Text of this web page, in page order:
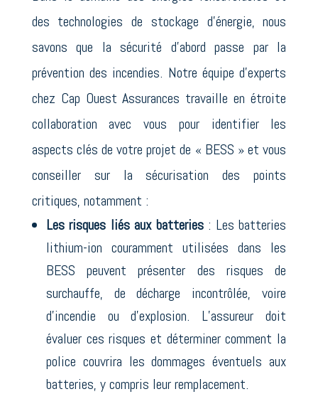
des technologies de stockage d’énergie, nous
savons que la sécurité d’abord passe par la
prévention des incendies. Notre équipe d’experts
chez Cap Ouest Assurances travaille en étroite
collaboration avec vous pour identifier les
aspects clés de votre projet de « BESS » et vous
conseiller sur la sécurisation des points
critiques, notamment :
Les risques liés aux batteries: Les batteries
lithium-ion couramment utilisées dans les
BESS peuvent présenter des risques de
surchauffe, de décharge incontrôlée, voire
d’incendie ou d’explosion. L’assureur doit
évaluer ces risques et déterminer comment la
police couvrira les dommages éventuels aux
batteries, y compris leur remplacement.